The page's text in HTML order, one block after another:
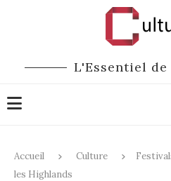
L'Essentiel
Accueil Culture
les Highlands